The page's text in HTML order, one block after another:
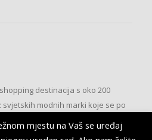
destinacija s oko 200
modnih marki koje se po
mjestu na Vaš se uređaj